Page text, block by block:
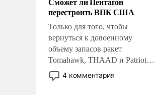
слабым, идти вперед и
адаптироваться.
перестроить ВПК США
Только для того, чтобы
вернуться к довоенному
объему запасов ракет
Tomahawk, THAAD и Patriot
США потребуется более трех
лет. Даже небольшая война с
4 комментария